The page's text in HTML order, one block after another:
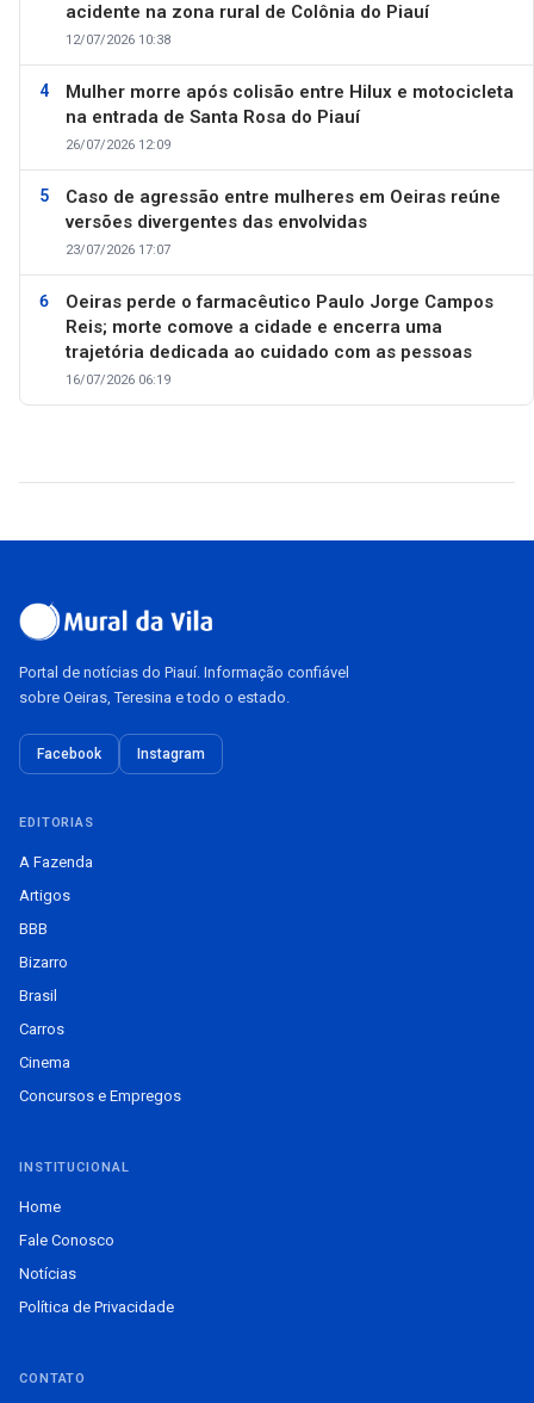
acidente na zona rural de Colônia do Piauí
12/07/2026 10:38
Mulher morre após colisão entre Hilux e motocicleta
na entrada de Santa Rosa do Piauí
26/07/2026 12:09
Caso de agressão entre mulheres em Oeiras reúne
versões divergentes das envolvidas
23/07/2026 17:07
Oeiras perde o farmacêutico Paulo Jorge Campos
Reis; morte comove a cidade e encerra uma
trajetória dedicada ao cuidado com as pessoas
16/07/2026 06:19
Portal de notícias do Piauí. Informação confiável
sobre Oeiras, Teresina e todo o estado.
Facebook Instagram
EDITORIAS
A Fazenda
Artigos
BBB
Bizarro
Brasil
Carros
Cinema
Concursos e Empregos
INSTITUCIONAL
Home
Fale Conosco
Notícias
Política de Privacidade
CONTATO